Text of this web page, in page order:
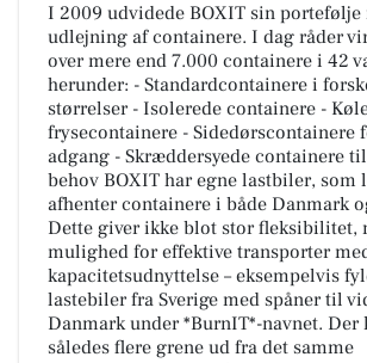
I 2009 udvidede BOXIT sin portefølje
udlejning af containere. I dag råder
over mere end 7.000 containere i 42
herunder: - Standardcontainere i
størrelser - Isolerede containere -
frysecontainere - Sidedørscontainere
adgang - Skræddersyede containere
behov BOXIT har egne lastbiler, som
afhenter containere i både Danmark
Dette giver ikke blot stor fleksibilitet,
mulighed for effektive transporter
kapacitetsudnyttelse – eksempelvis
lastebiler fra Sverige med spåner til
Danmark under *BurnIT*-navnet. Der
således flere grene ud fra det samme